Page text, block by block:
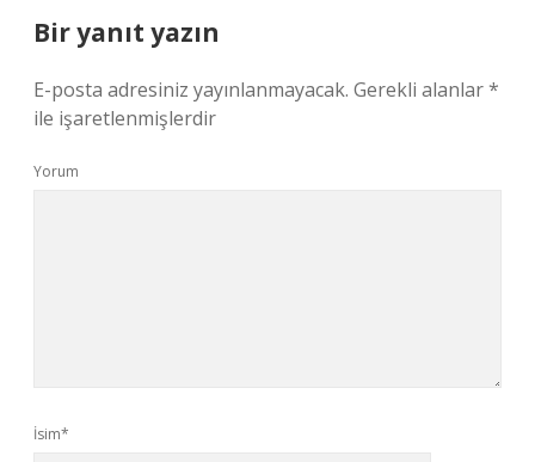
Bir yanıt yazın
E-posta adresiniz yayınlanmayacak. Gerekli alanlar*
ile işaretlenmişlerdir
Yorum
İsim*